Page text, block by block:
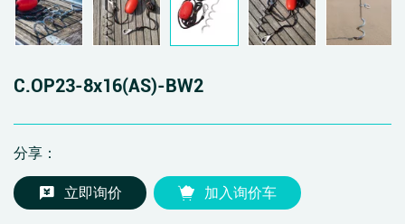
C.OP23-8x16(AS)-BW2
分享：
立即询价 加入询价车